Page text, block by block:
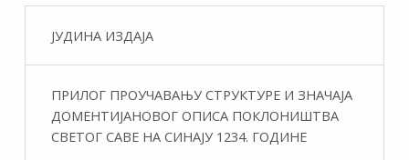
ЈУДИНА ИЗДАЈА
ПРИЛОГ ПРОУЧАВАЊУ СТРУКТУРЕ И ЗНАЧАЈА
ДОМЕНТИЈАНОВОГ ОПИСА ПОКЛОНИШТВА
СВЕТОГ САВЕ НА СИНАЈУ 1234. ГОДИНЕ